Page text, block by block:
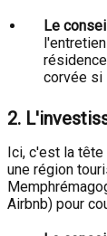
Le
corvée si
2.
Ici, c'est la tête
une région
Airbnb) pour